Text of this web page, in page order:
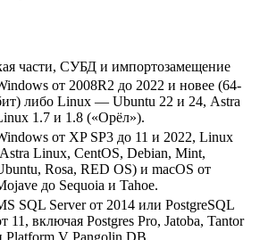
части, СУБД и импортозамещение
от 2008R2 до 2022 и новее (64-
либо Linux — Ubuntu 22 и 24, Astra
1.7 и 1.8 («Орёл»).
от XP SP3 до 11 и 2022, Linux
Linux, CentOS, Debian, Mint,
Rosa, RED OS) и macOS от
до Sequoia и Tahoe.
SQL Server от 2014 или PostgreSQL
11, включая Postgres Pro, Jatoba, Tantor
Platform V Pangolin DB.